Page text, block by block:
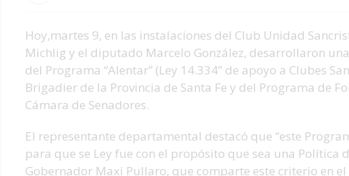
Hoy,martes 9, en las instalaciones del Club Unidad
Michlig y el diputado Marcelo González, desarrollaron
del Programa “Alentar” (Ley 14.334” de apoyo a Clubes
Brigadier de la Provincia de Santa Fe y del Programa de
Cámara de Senadores.
El representante departamental destacó que “este
para que se Ley fue con el propósito que sea una Política
Gobernador Maxi Pullaro, que comparte este criterio en